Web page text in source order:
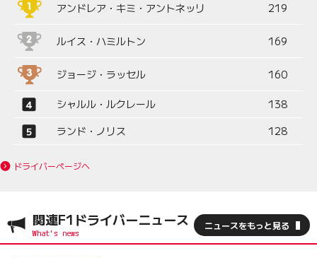
アンドレア・キミ・アントネッリ 219
ルイス・ハミルトン 169
ジョージ・ラッセル 160
シャルル・ルクレール
138
ランド・ノリス
128
ドライバーページへ
関連F1ドライバーニュース ニュースをもっと見る